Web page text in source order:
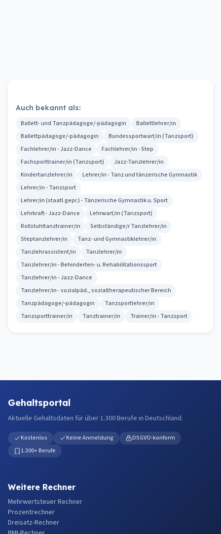
Auch bekannt als:
Ballett- und Tanzpädagoge/-pädagogin
Ballettlehrer/in
Ballettpädagoge/-pädagogin
Bundessportwart/in (Tanzsport)
Fachlehrer/in - Jazz-Dance
Fachlehrer/in - Step
Fachsporttrainer/in (Tanzsport)
Jazz-Tanzlehrer/in
Kindertanzlehrer/in
Lehrer/in - Tanz und tänzerische Gymnastik
Lehrer/in - Tanzsport
Lehrer/in (staatl.gepr.) - Tänzerische Gymnastik u. Sport
Lehrkraft - Jazz-Dance
Lehrwart/in (Tanzsport)
Rollstuhltanztrainer/in
Selbständige/r Tanzlehrer/in
Steptanzlehrer/in
Tanz- und Gymnastiklehrer/in
Tanzlehrassistent/in
Tanzlehrer/in
Tanzlehrer/in - Behinderten- u. Rehabilitationssport
Tanzlehrer/in - Jazz-Dance
Tanzlehrer/in - sozialpäd., sozialtherapeutischer Bereich
Tanzpädagoge/-pädagogin
Tanzsportlehrer/in
Tanzsporttrainer/in
Tanztrainer/in Trainer/in - Tanzsport
Gehaltsportal
Aktuelle Gehaltsdaten für über 1.300 Berufe in Deutschland.
Kostenlos Keine Anmeldung
DSGVO-konform
1.300+ Berufe
Weitere Rechner
Mehrwertsteuer Rechner
Prozentrechner
Dreisatz-Rechner